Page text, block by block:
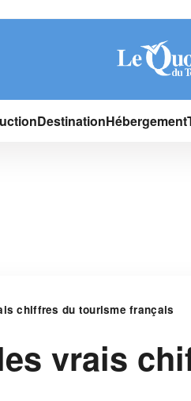
DestinationHébergement
chiffres du tourisme français
vrais